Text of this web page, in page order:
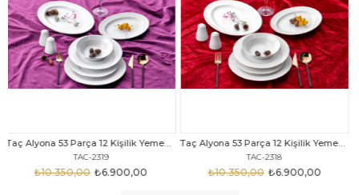
Taç Alyona 53 Parça 12 Kişilik Yemek Takımı Gold
TAC-2318
₺6.900,00
₺10.350,00
Taç Eliza Alyona 53 Parça 12 Kişilik Yemek Takımı Platin
TAC-2316
₺9.499,00
₺12.669,00